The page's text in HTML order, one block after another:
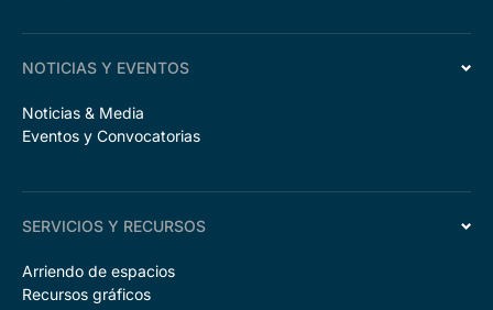
NOTICIAS Y EVENTOS
Noticias & Media
Eventos y Convocatorias
SERVICIOS Y RECURSOS
Arriendo de espacios
Recursos gráficos